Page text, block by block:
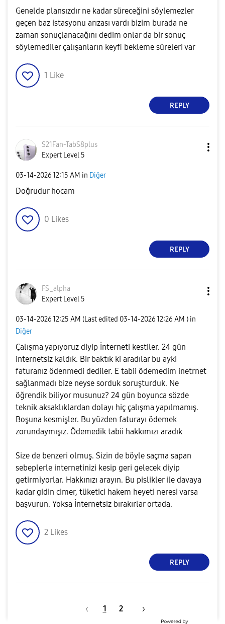
Genelde plansızdır ne kadar süreceğini söylemezler
geçen baz istasyonu arızası vardı bizim burada ne
zaman sonuçlanacağını dedim onlar da bir sonuç
söylemediler çalışanların keyfi bekleme süreleri var
1 Like
REPLY
S21Fan-TabS8plus
Expert Level 5
‎03-14-202612:15 AM in Diğer
Doğrudur hocam
0 Likes
REPLY
FS_alpha
Expert Level 5
‎03-14-202612:25 AM (Last edited ‎03-14-202612:26 AM ) in
Diğer
Çalışma yapıyoruz diyip İnterneti kestiler. 24 gün
internetsiz kaldık. Bir baktık ki aradılar bu ayki
faturanız ödenmedi dediler. E tabii ödemedim inetrnet
sağlanmadı bize neyse sorduk soruşturduk. Ne
öğrendik biliyor musunuz? 24 gün boyunca sözde
teknik aksaklıklardan dolayı hiç çalışma yapılmamış.
Boşuna kesmişler. Bu yüzden faturayı ödemek
zorundaymışız. Ödemedik tabii hakkımızı aradık
Size de benzeri olmuş. Sizin de böyle saçma sapan
sebeplerle internetinizi kesip geri gelecek diyip
getirmiyorlar. Hakkınızı arayın. Bu pislikler ile davaya
kadar gidin cimer, tüketici hakem heyeti neresi varsa
başvurun. Yoksa İnternetsiz bırakırlar ortada.
2 Likes
REPLY
1 2